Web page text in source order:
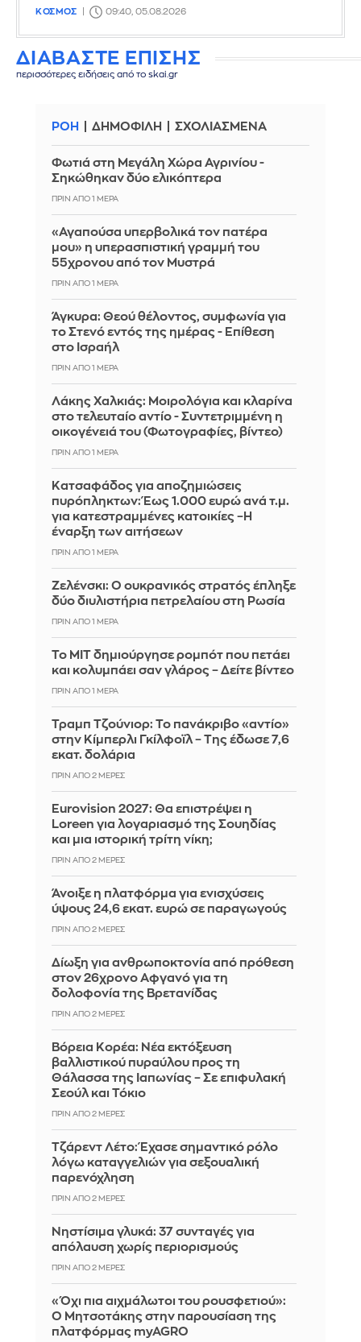
ΚΟΣΜΟΣ 09:40, 05.08.2026
ΔΙΑΒΑΣΤΕ ΕΠΙΣΗΣ
περισσότερες ειδήσεις από το skai.gr
ΡΟΗ ΔΗΜΟΦΙΛΗ ΣΧΟΛΙΑΣΜΕΝΑ
Φωτιά στη Μεγάλη Χώρα Αγρινίου -
Σηκώθηκαν δύο ελικόπτερα
ΠΡΙΝ ΑΠΌ 1 ΜΈΡΑ
«Αγαπούσα υπερβολικά τον πατέρα
μου» η υπερασπιστική γραμμή του
55χρονου από τον Μυστρά
ΠΡΙΝ ΑΠΌ 1 ΜΈΡΑ
Άγκυρα: Θεού θέλοντος, συμφωνία για
το Στενό εντός της ημέρας - Επίθεση
στο Ισραήλ
ΠΡΙΝ ΑΠΌ 1 ΜΈΡΑ
Λάκης Χαλκιάς: Mοιρολόγια και κλαρίνα
στο τελευταίο αντίο - Συντετριμμένη η
οικογένειά του (Φωτογραφίες, βίντεο)
ΠΡΙΝ ΑΠΌ 1 ΜΈΡΑ
Κατσαφάδος για αποζημιώσεις
πυρόπληκτων: Έως 1.000 ευρώ ανά τ.μ.
για κατεστραμμένες κατοικίες –Η
έναρξη των αιτήσεων
ΠΡΙΝ ΑΠΌ 1 ΜΈΡΑ
Ζελένσκι: Ο ουκρανικός στρατός έπληξε
δύο διυλιστήρια πετρελαίου στη Ρωσία
ΠΡΙΝ ΑΠΌ 1 ΜΈΡΑ
Το MIT δημιούργησε ρομπότ που πετάει
και κολυμπάει σαν γλάρος – Δείτε βίντεο
ΠΡΙΝ ΑΠΌ 1 ΜΈΡΑ
Τραμπ Τζούνιορ: Το πανάκριβο «αντίο»
στην Κίμπερλι Γκίλφοϊλ – Της έδωσε 7,6
εκατ. δολάρια
ΠΡΙΝ ΑΠΌ 2 ΜΈΡΕΣ
Eurovision 2027: Θα επιστρέψει η
Loreen για λογαριασμό της Σουηδίας
και μια ιστορική τρίτη νίκη;
ΠΡΙΝ ΑΠΌ 2 ΜΈΡΕΣ
Άνοιξε η πλατφόρμα για ενισχύσεις
ύψους 24,6 εκατ. ευρώ σε παραγωγούς
ΠΡΙΝ ΑΠΌ 2 ΜΈΡΕΣ
Δίωξη για ανθρωποκτονία από πρόθεση
στον 26χρονο Αφγανό για τη
δολοφονία της Βρετανίδας
ΠΡΙΝ ΑΠΌ 2 ΜΈΡΕΣ
Βόρεια Κορέα: Νέα εκτόξευση
βαλλιστικού πυραύλου προς τη
Θάλασσα της Ιαπωνίας – Σε επιφυλακή
Σεούλ και Τόκιο
ΠΡΙΝ ΑΠΌ 2 ΜΈΡΕΣ
Τζάρεντ Λέτο: Έχασε σημαντικό ρόλο
λόγω καταγγελιών για σεξουαλική
παρενόχληση
ΠΡΙΝ ΑΠΌ 2 ΜΈΡΕΣ
Νηστίσιμα γλυκά: 37 συνταγές για
απόλαυση χωρίς περιορισμούς
ΠΡΙΝ ΑΠΌ 2 ΜΈΡΕΣ
«Όχι πια αιχμάλωτοι του ρουσφετιού»:
Ο Μητσοτάκης στην παρουσίαση της
πλατφόρμας myAGRO